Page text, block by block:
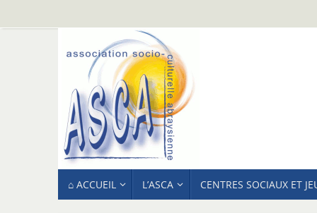
au
AU⌂ ACCUEIL L’ASCA CENTRES SOCIAUX ET